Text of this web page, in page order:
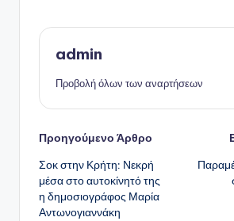
admin
Προβολή όλων των αναρτήσεων
Πλοήγηση
δημοσιεύσεων
Προηγούμενο Άρθρο
Σοκ στην Κρήτη: Νεκρή
μέσα στο αυτοκίνητό της
η δημοσιογράφος Μαρία
Αντωνογιαννάκη